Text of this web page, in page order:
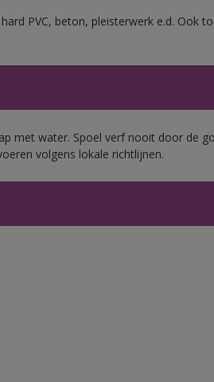
PVC, beton, pleisterwerk e.d. Ook
met water. Spoel verf nooit door de
volgens lokale richtlijnen.